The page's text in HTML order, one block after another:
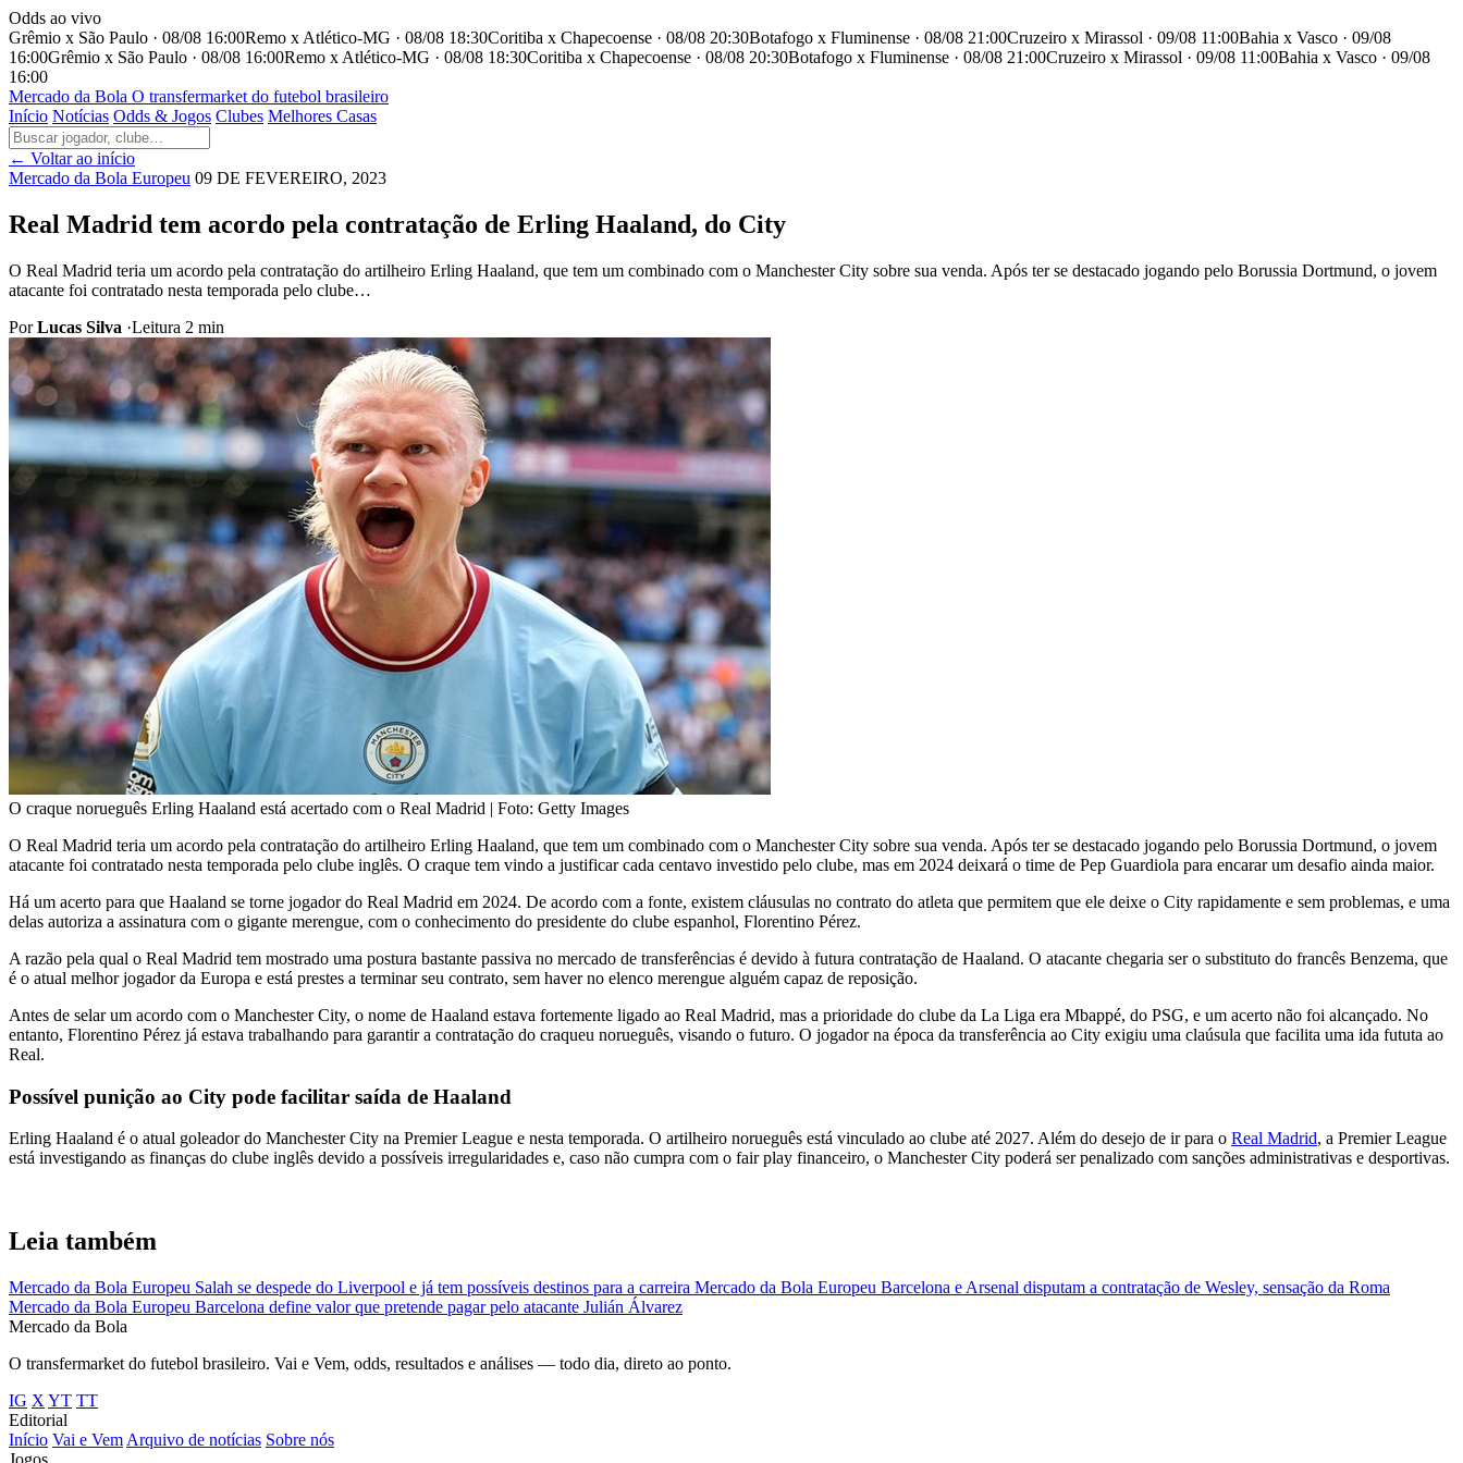
Odds ao vivo
Grêmio x São Paulo · 08/08 16:00Remo x Atlético-MG · 08/08 18:30Coritiba x Chapecoense · 08/08 20:30Botafogo x Fluminense · 08/08 21:00Cruzeiro x Mirassol · 09/08 11:00Bahia x Vasco · 09/08
16:00Grêmio x São Paulo · 08/08 16:00Remo x Atlético-MG · 08/08 18:30Coritiba x Chapecoense · 08/08 20:30Botafogo x Fluminense · 08/08 21:00Cruzeiro x Mirassol · 09/08 11:00Bahia x Vasco · 09/08
16:00
Mercado da Bola O transfermarket do futebol brasileiro
Início Notícias Odds & Jogos Clubes Melhores Casas
← Voltar ao início
Mercado da Bola Europeu 09 DE FEVEREIRO, 2023
Real Madrid tem acordo pela contratação de Erling Haaland, do City
O Real Madrid teria um acordo pela contratação do artilheiro Erling Haaland, que tem um combinado com o Manchester City sobre sua venda. Após ter se destacado jogando pelo Borussia Dortmund, o jovem
atacante foi contratado nesta temporada pelo clube…
PorLucas Silva ·Leitura 2 min
O craque norueguês Erling Haaland está acertado com o Real Madrid | Foto: Getty Images
O Real Madrid teria um acordo pela contratação do artilheiro Erling Haaland, que tem um combinado com o Manchester City sobre sua venda. Após ter se destacado jogando pelo Borussia Dortmund, o jovem
atacante foi contratado nesta temporada pelo clube inglês. O craque tem vindo a justificar cada centavo investido pelo clube, mas em 2024 deixará o time de Pep Guardiola para encarar um desafio ainda maior.
Há um acerto para que Haaland se torne jogador do Real Madrid em 2024. De acordo com a fonte, existem cláusulas no contrato do atleta que permitem que ele deixe o City rapidamente e sem problemas, e uma
delas autoriza a assinatura com o gigante merengue, com o conhecimento do presidente do clube espanhol, Florentino Pérez.
A razão pela qual o Real Madrid tem mostrado uma postura bastante passiva no mercado de transferências é devido à futura contratação de Haaland. O atacante chegaria ser o substituto do francês Benzema, que
é o atual melhor jogador da Europa e está prestes a terminar seu contrato, sem haver no elenco merengue alguém capaz de reposição.
Antes de selar um acordo com o Manchester City, o nome de Haaland estava fortemente ligado ao Real Madrid, mas a prioridade do clube da La Liga era Mbappé, do PSG, e um acerto não foi alcançado. No
entanto, Florentino Pérez já estava trabalhando para garantir a contratação do craqueu norueguês, visando o futuro. O jogador na época da transferência ao City exigiu uma claúsula que facilita uma ida fututa ao
Real.
Possível punição ao City pode facilitar saída de Haaland
Erling Haaland é o atual goleador do Manchester City na Premier League e nesta temporada. O artilheiro norueguês está vinculado ao clube até 2027. Além do desejo de ir para o Real Madrid, a Premier League
está investigando as finanças do clube inglês devido a possíveis irregularidades e, caso não cumpra com o fair play financeiro, o Manchester City poderá ser penalizado com sanções administrativas e desportivas.
Leia também
Mercado da Bola Europeu Salah se despede do Liverpool e já tem possíveis destinos para a carreira Mercado da Bola Europeu Barcelona e Arsenal disputam a contratação de Wesley, sensação da Roma
Mercado da Bola Europeu Barcelona define valor que pretende pagar pelo atacante Julián Álvarez
Mercado da Bola
O transfermarket do futebol brasileiro. Vai e Vem, odds, resultados e análises — todo dia, direto ao ponto.
IG X YT TT
Editorial
Início Vai e Vem Arquivo de notícias Sobre nós
Jogos